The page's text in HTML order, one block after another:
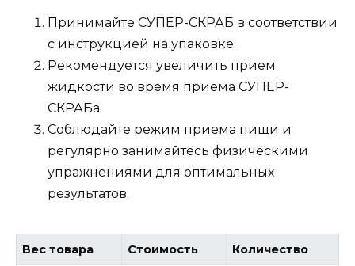
Принимайте СУПЕР-СКРАБ в соответствии
с инструкцией на упаковке.
Рекомендуется увеличить прием
жидкости во время приема СУПЕР-
СКРАБа.
Соблюдайте режим приема пищи и
регулярно занимайтесь физическими
упражнениями для оптимальных
результатов.
Вес товара Стоимость Количество